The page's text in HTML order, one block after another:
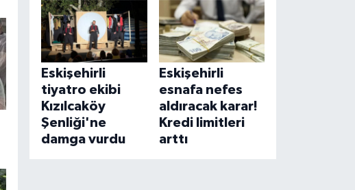
Eskişehirli
tiyatro ekibi
Kızılcaköy
Şenliği'ne
damga vurdu
Eskişehirli
esnafa nefes
aldıracak karar!
Kredi limitleri
arttı